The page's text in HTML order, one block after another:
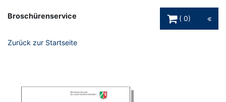
Broschürenservice
0
Zurück zur Startseite